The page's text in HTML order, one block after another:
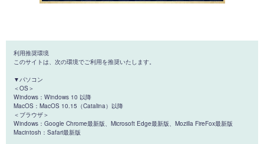
利用推奨環境
このサイトは、次の環境でご利用を推奨いたします。
▼パソコン
＜OS＞
Windows：Windows 10 以降
MacOS：MacOS 10.15（Catalina）以降
＜ブラウザ＞
Windows：Google Chrome最新版、Microsoft Edge最新版、Mozilla FireFox最新版
Macintosh：Safari最新版